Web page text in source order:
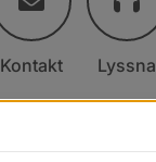
Kontakt Lyssna